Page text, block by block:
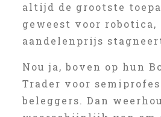
altijd de grootste
geweest voor robotica,
aandelenprijs
Nou ja, boven op hun
Trader voor
beleggers. Dan